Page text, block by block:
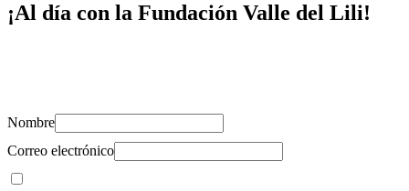
¡Al día con la Fundación Valle del Lili!
Nombre
Correo electrónico